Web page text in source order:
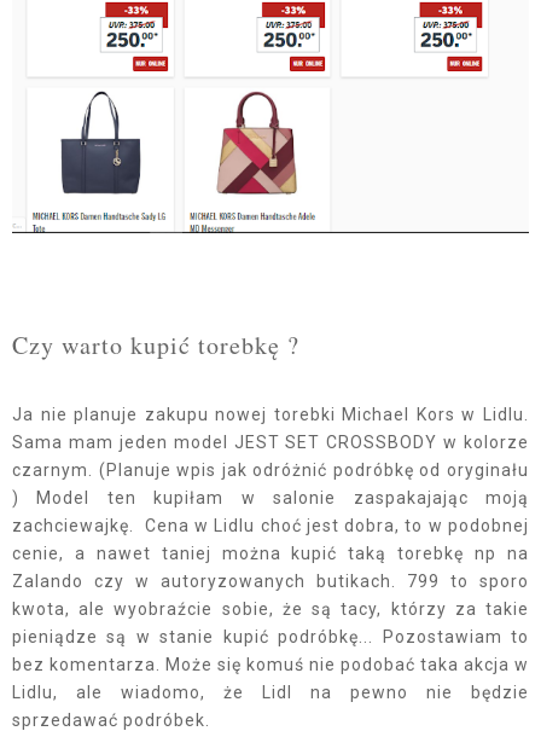
Czy warto kupić torebkę ?
Ja nie planuje zakupu nowej torebki Michael Kors w Lidlu.
Sama mam jeden model JEST SET CROSSBODY w kolorze
czarnym. (Planuje wpis jak odróżnić podróbkę od oryginału
) Model ten kupiłam w salonie zaspakajając moją
zachciewajkę. Cena w Lidlu choć jest dobra, to w podobnej
cenie, a nawet taniej można kupić taką torebkę np na
Zalando czy w autoryzowanych butikach. 799 to sporo
kwota, ale wyobraźcie sobie, że są tacy, którzy za takie
pieniądze są w stanie kupić podróbkę... Pozostawiam to
bez komentarza. Może się komuś nie podobać taka akcja w
Lidlu, ale wiadomo, że Lidl na pewno nie będzie
sprzedawać podróbek.